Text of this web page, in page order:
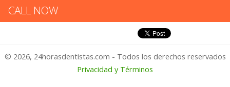
Thomas C Goodsell: Califica tu
Experiencia
1 – No Feliz
CALL NOW
© 2026, 24horasdentistas.com - Todos los derechos reservados
Privacidad y Términos